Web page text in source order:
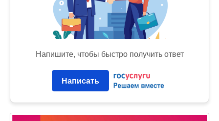
Напишите, чтобы быстро получить ответ
Написать